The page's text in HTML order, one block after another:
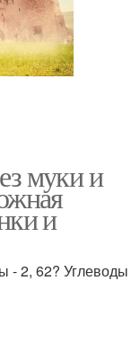
муки и
и
- 2, 62? Углеводы